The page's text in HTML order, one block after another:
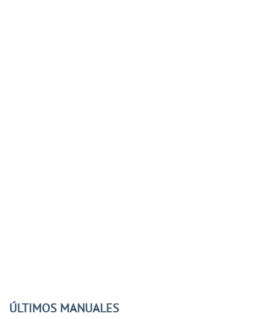
ÚLTIMOS MANUALES